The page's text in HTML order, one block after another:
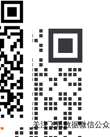
关注飞瓜数据微信公